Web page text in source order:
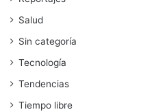
Salud
Sin categoría
Tecnología
Tendencias
Tiempo libre